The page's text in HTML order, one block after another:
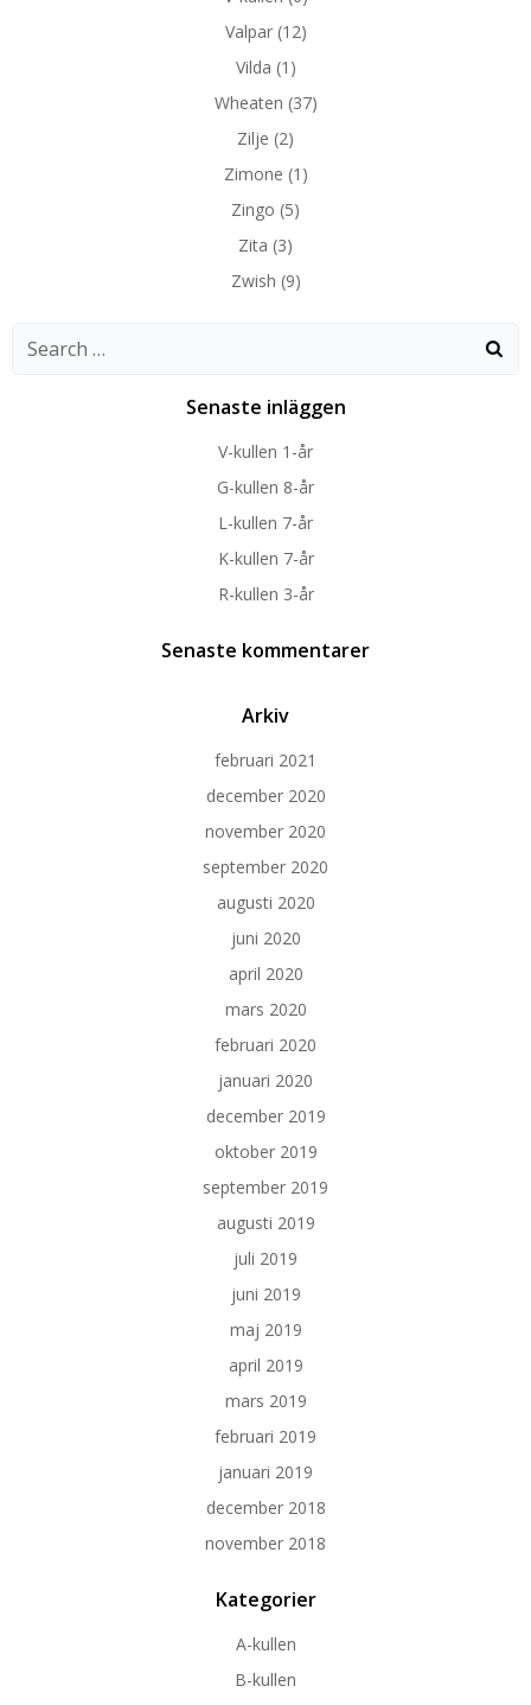
Valpar(12)
Vilda (1)
Wheaten (37)
Zilje (2)
Zimone (1)
Zingo (5)
Zita (3)
Zwish (9)
Search
Senaste inläggen
V-kullen 1-år
G-kullen 8-år
L-kullen 7-år
K-kullen 7-år
R-kullen 3-år
Senaste kommentarer
Arkiv
februari 2021
december 2020
november 2020
september 2020
augusti 2020
juni 2020
april 2020
mars 2020
februari 2020
januari 2020
december 2019
oktober 2019
september 2019
augusti 2019
juli 2019
juni 2019
maj 2019
april 2019
mars 2019
februari 2019
januari 2019
december 2018
november 2018
Kategorier
A-kullen
B-kullen